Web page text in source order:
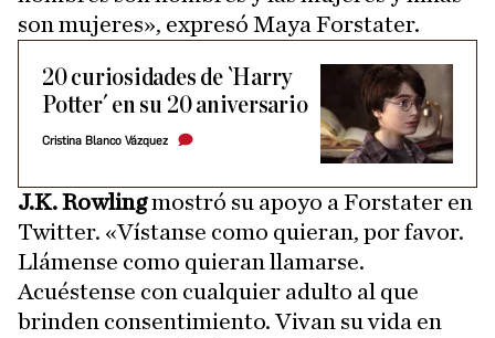
son mujeres», expresó Maya Forstater.
20 curiosidades de `Harry
Potter´ en su 20 aniversario
Cristina Blanco Vázquez
J.K. Rowlingmostró su apoyo a Forstater en
Twitter. «Vístanse como quieran, por favor.
Llámense como quieran llamarse.
Acuéstense con cualquier adulto al que
brinden consentimiento. Vivan su vida en